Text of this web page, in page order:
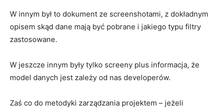
W innym był to dokument ze screenshotami, z dokładnym
opisem skąd dane mają być pobrane i jakiego typu filtry
zastosowane.
W jeszcze innym były tylko screeny plus informacja, że
model danych jest zależy od nas developerów.
Zaś co do metodyki zarządzania projektem – jeżeli